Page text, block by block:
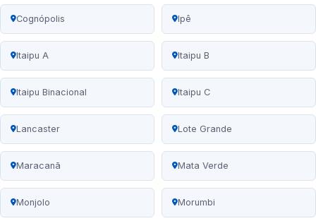
Cognópolis Ipê
Itaipu A Itaipu B
Itaipu Binacional Itaipu C
Lancaster Lote Grande
Maracanã Mata Verde
Monjolo Morumbi